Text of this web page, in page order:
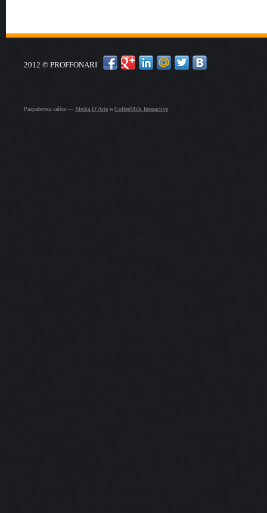
2012 © PROFFONARI
Разработка сайта — Media D’Arte и CoffeeMilk Interactive